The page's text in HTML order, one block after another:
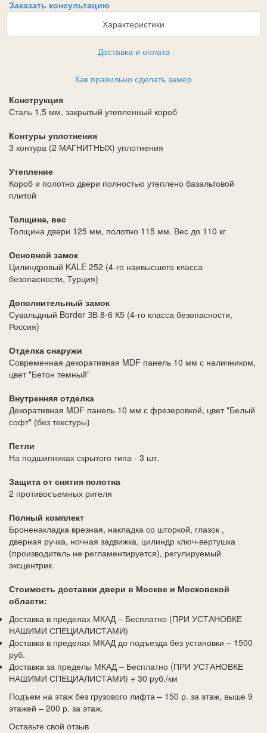
Заказать консультацию
Характеристики
Доставка и оплата
Как правильно сделать замер
Конструкция
Сталь 1,5 мм, закрытый утепленный короб
Контуры уплотнения
3 контура (2 МАГНИТНЫХ) уплотнения
Утепление
Короб и полотно двери полностью утеплено базальтовой
плитой
Толщина, вес
Толщина двери 125 мм, полотно 115 мм. Вес до 110 кг
Основной замок
Цилиндровый KALE 252 (4-го наивысшего класса
безопасности, Турция)
Дополнительный замок
Сувальдный Border ЗВ 8-6 К5 (4-го класса безопасности,
Россия)
Отделка снаружи
Современная декоративная MDF панель 10 мм с наличником,
цвет "Бетон темный"
Внутренняя отделка
Декоративная MDF панель 10 мм с фрезеровкой, цвет "Белый
софт" (без текстуры)
Петли
На подшипниках скрытого типа - 3 шт.
Защита от снятия полотна
2 противосъемных ригеля
Полный комплект
Броненакладка врезная, накладка со шторкой, глазок ,
дверная ручка, ночная задвижка, цилиндр ключ-вертушка
(производитель не регламентируется), регулируемый
эксцентрик.
Стоимость доставки двери в Москве и Московской
области:
Доставка в пределах МКАД – Бесплатно (ПРИ УСТАНОВКЕ
НАШИМИ СПЕЦИАЛИСТАМИ)
Доставка в пределах МКАД до подъезда без установки – 1500
руб.
Доставка за пределы МКАД – Бесплатно (ПРИ УСТАНОВКЕ
НАШИМИ СПЕЦИАЛИСТАМИ) + 30 руб./км
Подъем на этаж без грузового лифта – 150 р. за этаж, выше 9
этажей – 200 р. за этаж.
Оставьте свой отзыв